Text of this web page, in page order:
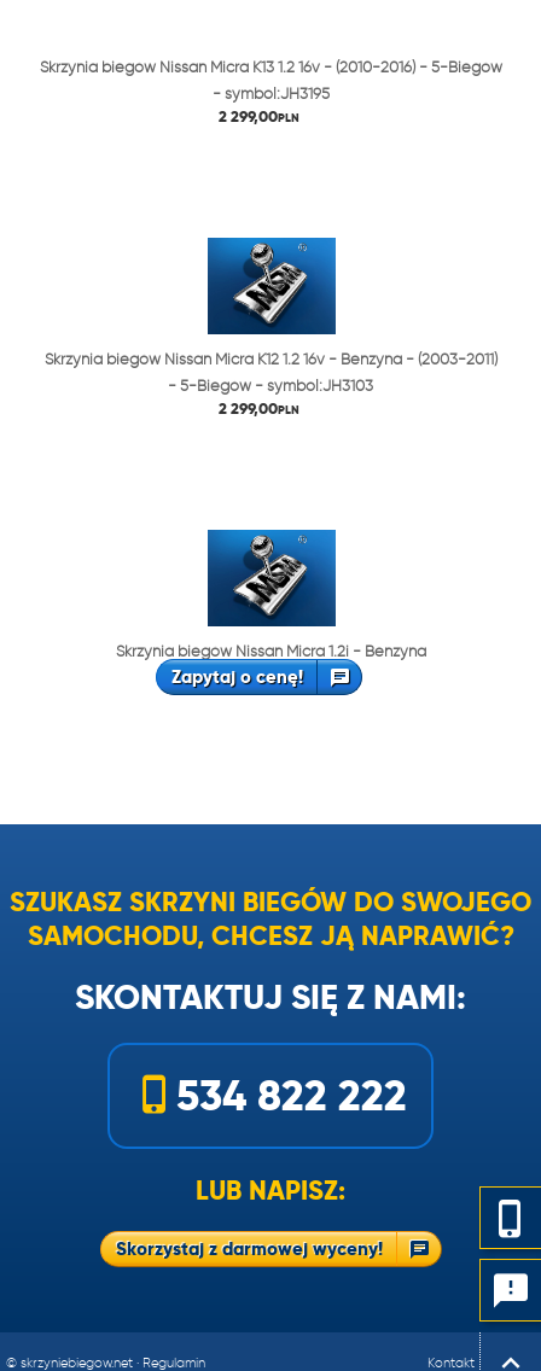
Skrzynia biegów Nissan Micra K13 1.2 16v - (2010-2016) - 5-Biegów
- symbol:JH3195
2 299,00PLN
Skrzynia biegów Nissan Micra K12 1.2 16v - Benzyna - (2003-2011)
- 5-Biegów - symbol:JH3103
2 299,00PLN
Skrzynia biegów Nissan Micra 1.2i - Benzyna
Zapytaj o cenę!
SZUKASZ SKRZYNI BIEGÓW DO SWOJEGO
SAMOCHODU, CHCESZ JĄ NAPRAWIĆ?
SKONTAKTUJ SIĘ Z NAMI:
534 822 222
LUB NAPISZ:
Skorzystaj z darmowej wyceny!
© skrzyniebiegow.net · Regulamin Kontakt